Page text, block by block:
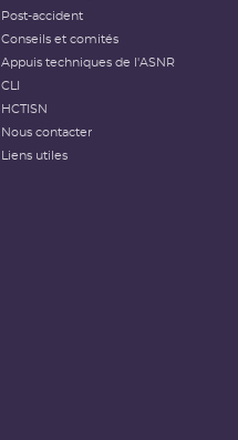
Post-accident
Conseils et comités
Appuis techniques de l'ASNR
CLI
HCTISN
Nous contacter
Liens utiles